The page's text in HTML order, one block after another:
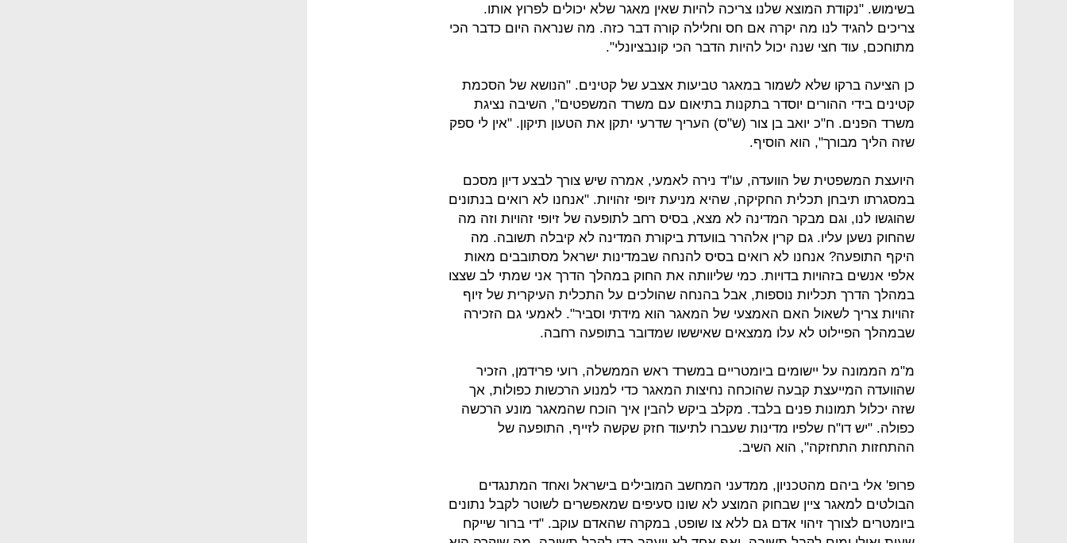
בשימוש. "נקודת המוצא שלנו צריכה להיות שאין מאגר שלא יכולים לפרוץ אותו.
צריכים להגיד לנו מה יקרה אם חס וחלילה קורה דבר כזה. מה שנראה היום כדבר הכי
מתוחכם, עוד חצי שנה יכול להיות הדבר הכי קונבציונלי".
כן הציעה ברקו שלא לשמור במאגר טביעות אצבע של קטינים. "הנושא של הסכמת
קטינים בידי ההורים יוסדר בתקנות בתיאום עם משרד המשפטים", השיבה נציגת
משרד הפנים. ח"כ יואב בן צור (ש"ס) העריך שדרעי יתקן את הטעון תיקון. "אין לי ספק
שזה הליך מבורך", הוא הוסיף.
היועצת המשפטית של הוועדה, עו"ד נירה לאמעי, אמרה שיש צורך לבצע דיון מסכם
במסגרתו תיבחן תכלית החקיקה, שהיא מניעת זיופי זהויות. "אנחנו לא רואים בנתונים
שהוגשו לנו, וגם מבקר המדינה לא מצא, בסיס רחב לתופעה של זיופי זהויות וזה מה
שהחוק נשען עליו. גם קרין אלהרר בוועדת ביקורת המדינה לא קיבלה תשובה. מה
היקף התופעה? אנחנו לא רואים בסיס להנחה שבמדינות ישראל מסתובבים מאות
אלפי אנשים בזהויות בדויות. כמי שליוותה את החוק במהלך הדרך אני שמתי לב שצצו
במהלך הדרך תכליות נוספות, אבל בהנחה שהולכים על התכלית העיקרית של זיוף
זהויות צריך לשאול האם האמצעי של המאגר הוא מידתי וסביר". לאמעי גם הזכירה
שבמהלך הפיילוט לא עלו ממצאים שאיששו שמדובר בתופעה רחבה.
מ"מ הממונה על יישומים ביומטריים במשרד ראש הממשלה, רועי פרידמן, הזכיר
שהוועדה המייעצת קבעה שהוכחה נחיצות המאגר כדי למנוע הרכשות כפולות, אך
שזה יכלול תמונות פנים בלבד. מקלב ביקש להבין איך הוכח שהמאגר מונע הרכשה
כפולה. "יש דו"ח שלפיו מדינות שעברו לתיעוד חזק שקשה לזייף, התופעה של
ההתחזות התחזקה", הוא השיב.
פרופ' אלי ביהם מהטכניון, ממדעני המחשב המובילים בישראל ואחד המתנגדים
הבולטים למאגר ציין שבחוק המוצע לא שונו סעיפים שמאפשרים לשוטר לקבל נתונים
ביומטרים לצורך זיהוי אדם גם ללא צו שופט, במקרה שהאדם עוקב. "די ברור שייקח